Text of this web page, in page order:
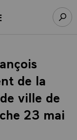
Élysée
de la
ville de
23 mai